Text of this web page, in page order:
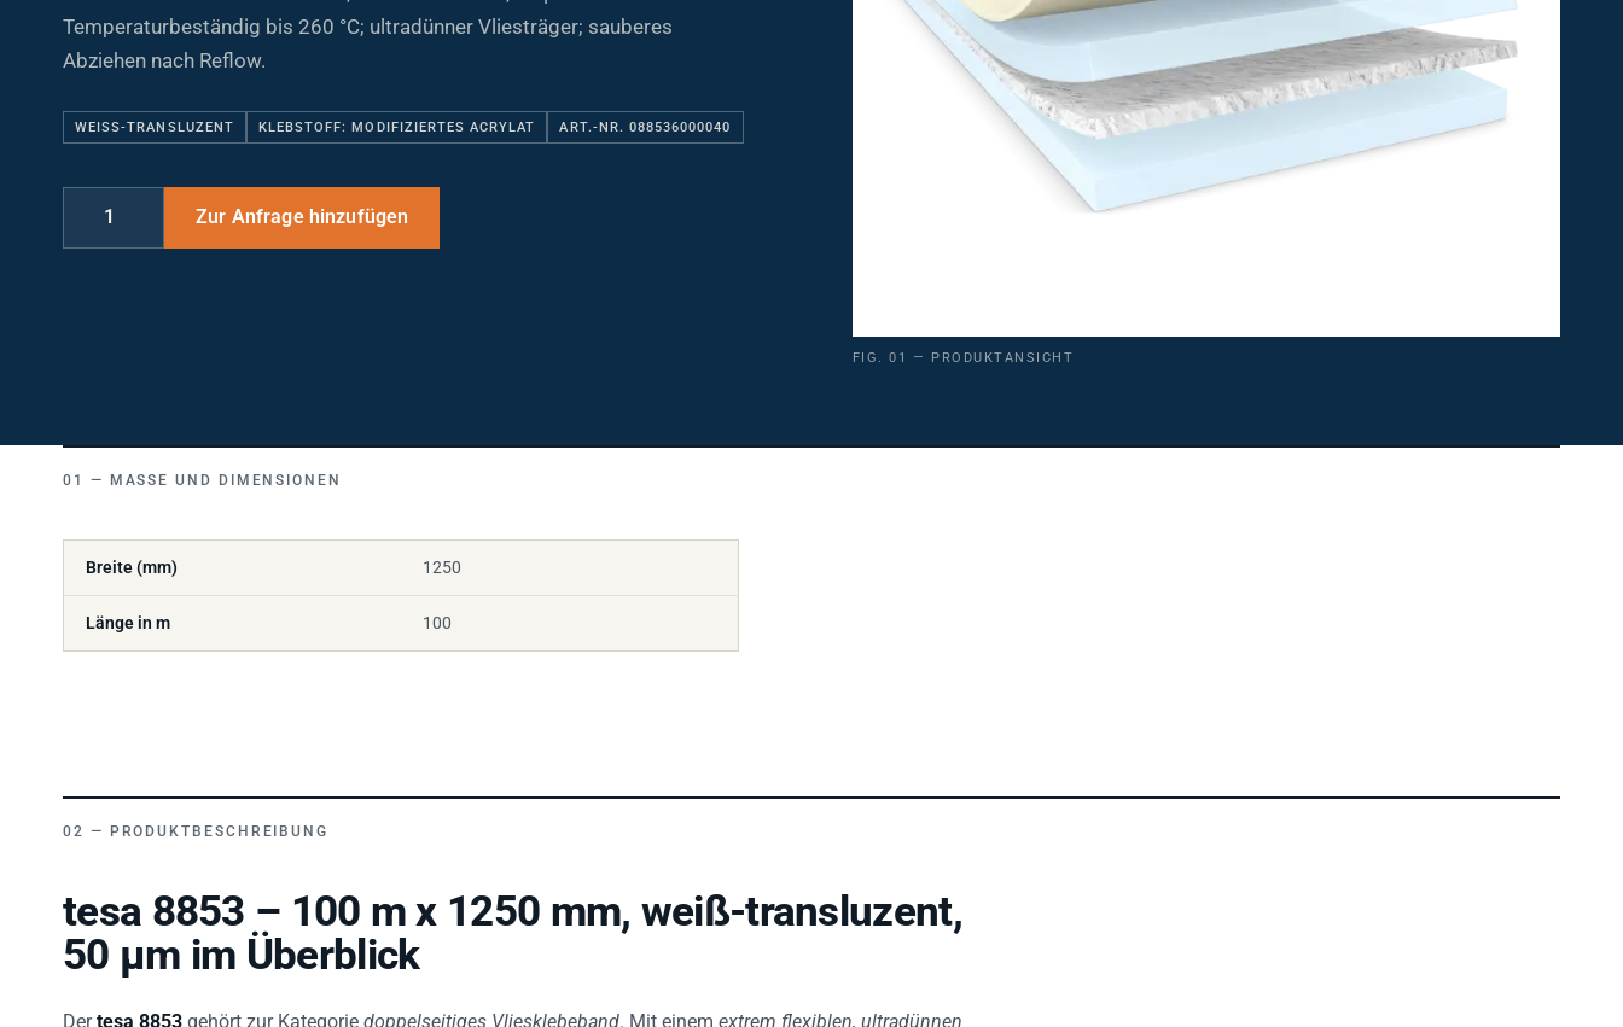
Temperaturbeständig bis 260 °C; ultradünner Vliesträger; sauberes
Abziehen nach Reflow.
WEISS-TRANSLUZENT KLEBSTOFF: MODIFIZIERTES ACRYLAT ART.-NR. 088536000040
tesa 8853 – 100 m x 1250 mm, weiß-transluzent,
50 µm im Überblick
Der tesa 8853 gehört zur Kategorie doppelseitiges Vliesklebeband . Mit einem
extrem flexiblen, ultradünnen